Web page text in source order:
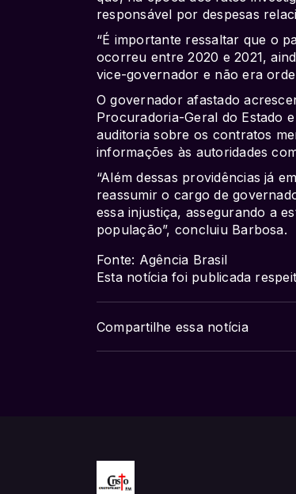
responsável por despesas
“É importante ressaltar que o
ocorreu entre 2020 e 2021,
vice-governador e não era
O governador afastado
Procuradoria-Geral do Estado
auditoria sobre os contratos
informações às autoridades
“Além dessas providências já
reassumir o cargo de
essa injustiça, assegurando a
população”, concluiu Barbosa.
Fonte: Agência Brasil
Esta notícia foi publicada
Compartilhe essa notícia